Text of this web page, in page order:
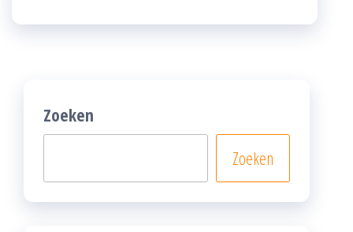
Zoeken
Zoeken